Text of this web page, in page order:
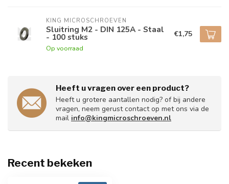
KING MICROSCHROEVEN
Sluitring M2 - DIN 125A - Staal
- 100 stuks
Op voorraad
€1,75
Heeft u vragen over een product?
Heeft u grotere aantallen nodig? of bij andere
vragen, neem gerust contact op met ons via de
mail info@kingmicroschroeven.nl
Recent bekeken